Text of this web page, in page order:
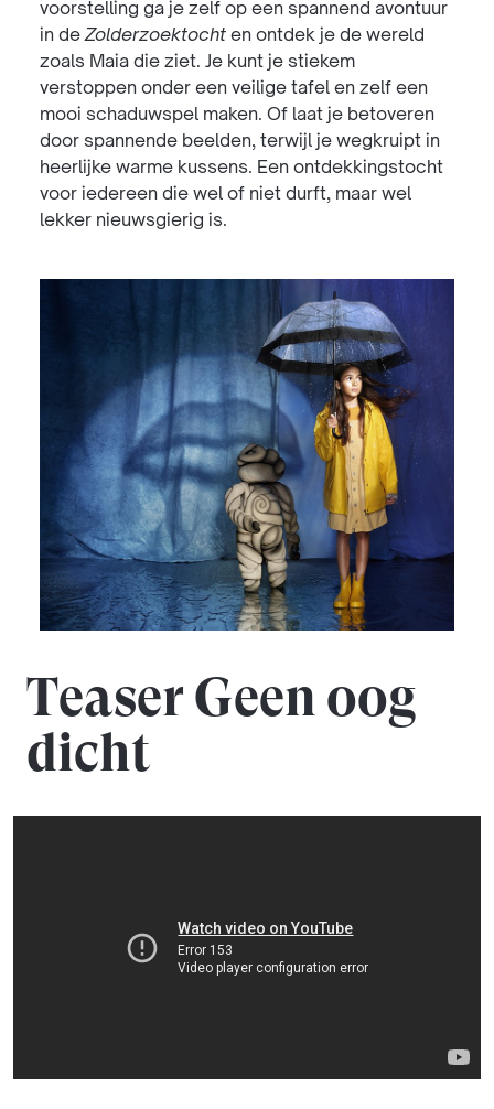
voorstelling ga je zelf op een spannend avontuur
in deZolderzoektocht en ontdek je de wereld
zoals Maia die ziet. Je kunt je stiekem
verstoppen onder een veilige tafel en zelf een
mooi schaduwspel maken. Of laat je betoveren
door spannende beelden, terwijl je wegkruipt in
heerlijke warme kussens. Een ontdekkingstocht
voor iedereen die wel of niet durft, maar wel
lekker nieuwsgierig is.
Teaser Geen oog
dicht